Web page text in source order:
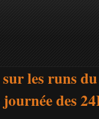
les runs
des